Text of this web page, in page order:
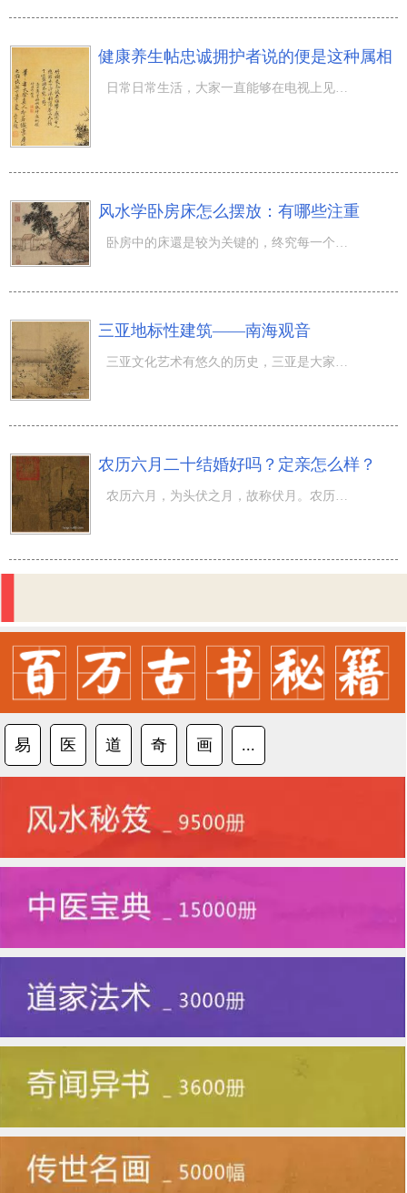
健康养生帖忠诚拥护者说的便是这种属相
风水学卧房床怎么摆放：有哪些注重
三亚地标性建筑——南海观音
三亚文化艺术有悠久的历史，三亚是大家所憧憬的大城市之一，由于哪儿不但风景秀丽，并且气体也是在我国最纯
农历六月二十结婚好吗？定亲怎么样？
农历六月，为头伏之月，故称伏月。农历六月二十完婚怎么样？江南地区的赏荷是在六月中下旬，以六月二十四为
易 医 道 奇 画 ...